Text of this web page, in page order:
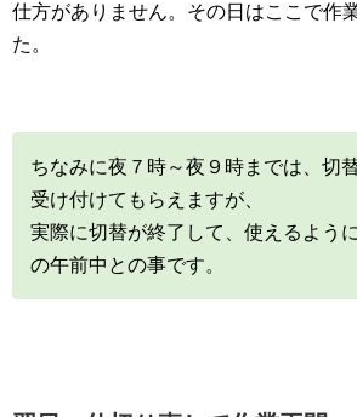
仕方がありません。その日はここで作
た。
ちなみに夜７時～夜９時までは、切
受け付けてもらえますが、
実際に切替が終了して、使えるよう
の午前中との事です。